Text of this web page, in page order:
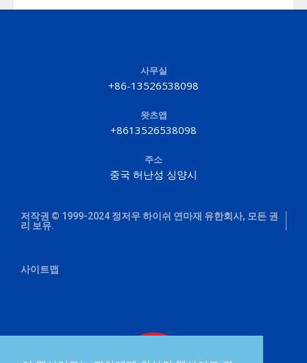
사무실
+86-13526538098
왓츠앱
+8613526538098
주소
중국 허난성 싱양시
저작권 © 1999-2024 정저우 하이쉬 연마재 유한회사, 모든 권
리 보유.
사이트맵